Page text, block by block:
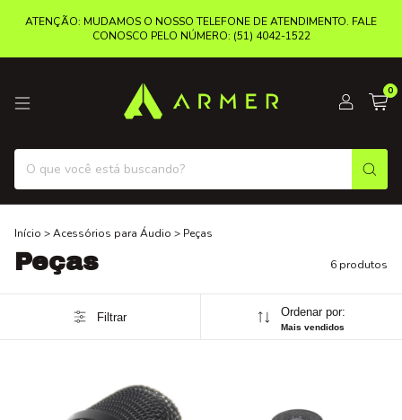
ATENÇÃO: MUDAMOS O NOSSO TELEFONE DE ATENDIMENTO. FALE
CONOSCO PELO NÚMERO: (51) 4042-1522
0
Início >Acessórios para Áudio > Peças
Peças 6 produtos
Filtrar Ordenar por:
Mais vendidos